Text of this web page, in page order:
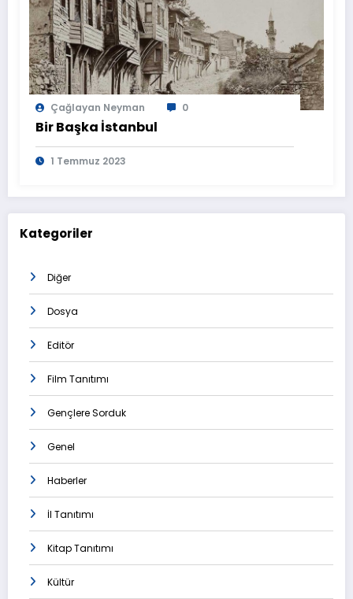
Çağlayan Neyman 0
Bir Başka İstanbul
1 Temmuz 2023
Kategoriler
Diğer
Dosya
Editör
Film Tanıtımı
Gençlere Sorduk
Genel
Haberler
İl Tanıtımı
Kitap Tanıtımı
Kültür